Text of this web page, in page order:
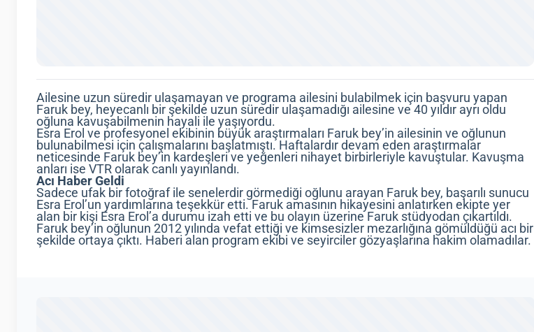
Ailesine uzun süredir ulaşamayan ve programa ailesini bulabilmek için başvuru yapan
Faruk bey, heyecanlı bir şekilde uzun süredir ulaşamadığı ailesine ve 40 yıldır ayrı oldu
oğluna kavuşabilmenin hayali ile yaşıyordu.
Esra Erol ve profesyonel ekibinin büyük araştırmaları Faruk bey’in ailesinin ve oğlunun
bulunabilmesi için çalışmalarını başlatmıştı. Haftalardır devam eden araştırmalar
neticesinde Faruk bey’in kardeşleri ve yeğenleri nihayet birbirleriyle kavuştular. Kavuşma
anları ise VTR olarak canlı yayınlandı.
Acı Haber Geldi
Sadece ufak bir fotoğraf ile senelerdir görmediği oğlunu arayan Faruk bey, başarılı sunucu
Esra Erol’un yardımlarına teşekkür etti. Faruk amasının hikayesini anlatırken ekipte yer
alan bir kişi Esra Erol’a durumu izah etti ve bu olayın üzerine Faruk stüdyodan çıkartıldı.
Faruk bey’in oğlunun 2012 yılında vefat ettiği ve kimsesizler mezarlığına gömüldüğü acı bir
şekilde ortaya çıktı. Haberi alan program ekibi ve seyirciler gözyaşlarına hakim olamadılar.